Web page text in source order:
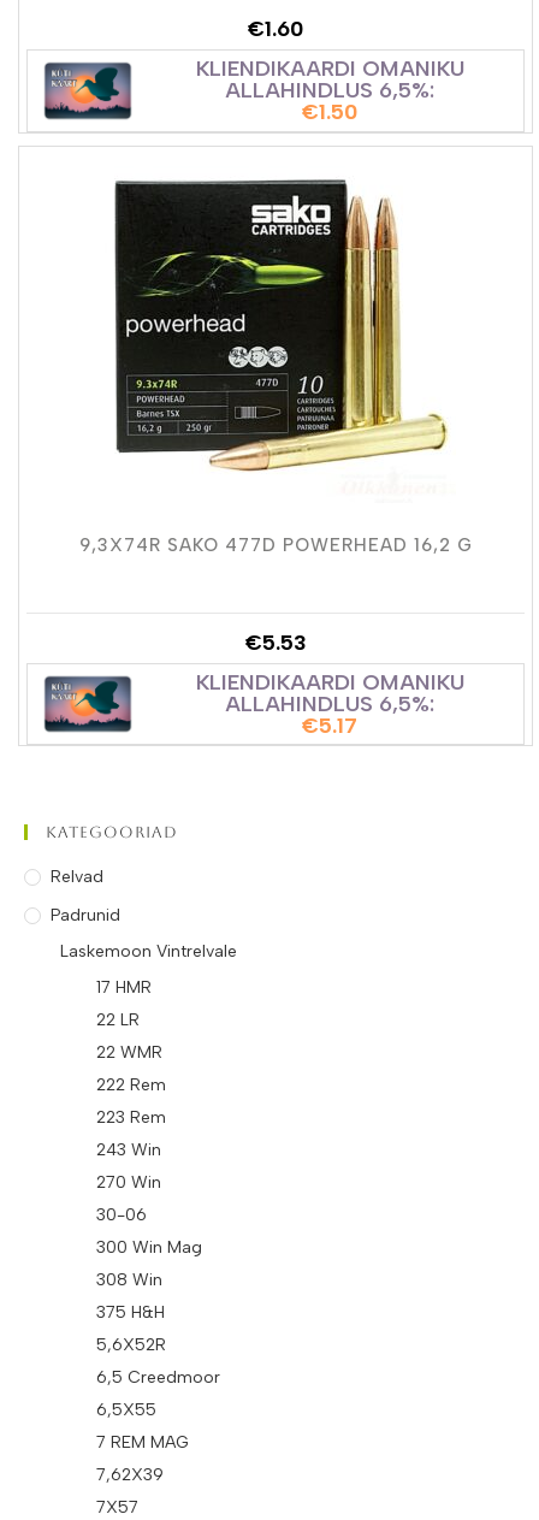
€1.60
KLIENDIKAARDI OMANIKU
ALLAHINDLUS 6,5%:
€1.50
9,3X74R SAKO 477D POWERHEAD 16,2 G
€5.53
KLIENDIKAARDI OMANIKU
ALLAHINDLUS 6,5%:
€5.17
Kategooriad
Relvad
Padrunid
Laskemoon Vintrelvale
17 HMR
22 LR
22 WMR
222 Rem
223 Rem
243 Win
270 Win
30-06
300 Win Mag
308 Win
375 H&H
5,6X52R
6,5 Creedmoor
6,5X55
7 REM MAG
7,62X39
7X57